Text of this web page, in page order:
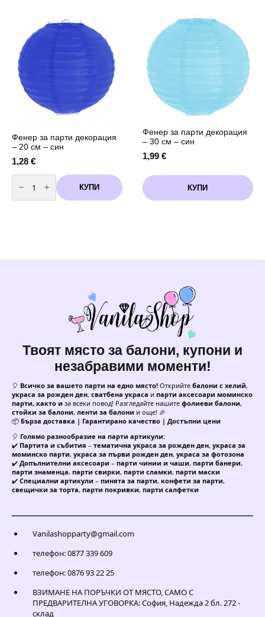
15
см
Фенер за парти декорация
– 20 см – син
1,28 €
количество
за
Фенер
за
КУПИ
Фенер за парти декорация
– 30 см – син
1,99 €
КУПИ
Твоят място за балони, купони и
незабравими моменти!
🎈 Всичко за вашето парти на едно място! Открийте балони с хелий,
украса за рожден ден, сватбена украса и парти аксесоари моминско
парти, както и за всеки повод! Разгледайте нашите фолиеви балони,
стойки за балони, ленти за балони и още! 🎉
📦 Бърза доставка | Гарантирано качество | Достъпни цени
🎈 Голямо разнообразие на парти артикули:
✔️ Партита и събития – тематична украса за рожден ден, украса за
моминско парти, украса за първи рожден ден, украса за фотозона
✔️ Допълнителни аксесоари – парти чинии и чаши, парти банери,
парти знаменца, парти свирки, парти сламки, парти маски
✔️ Специални артикули – пинята за парти, конфети за парти,
свещички за торта, парти покривки, парти салфетки
Vanilashopparty@gmail.com
телефон: 0877 339 609
телефон: 0876 93 22 25
ВЗИМАНЕ НА ПОРЪЧКИ ОТ МЯСТО, САМО С
ПРЕДВАРИТЕЛНА УГОВОРКА: София, Надежда 2 бл. 272 -
склад